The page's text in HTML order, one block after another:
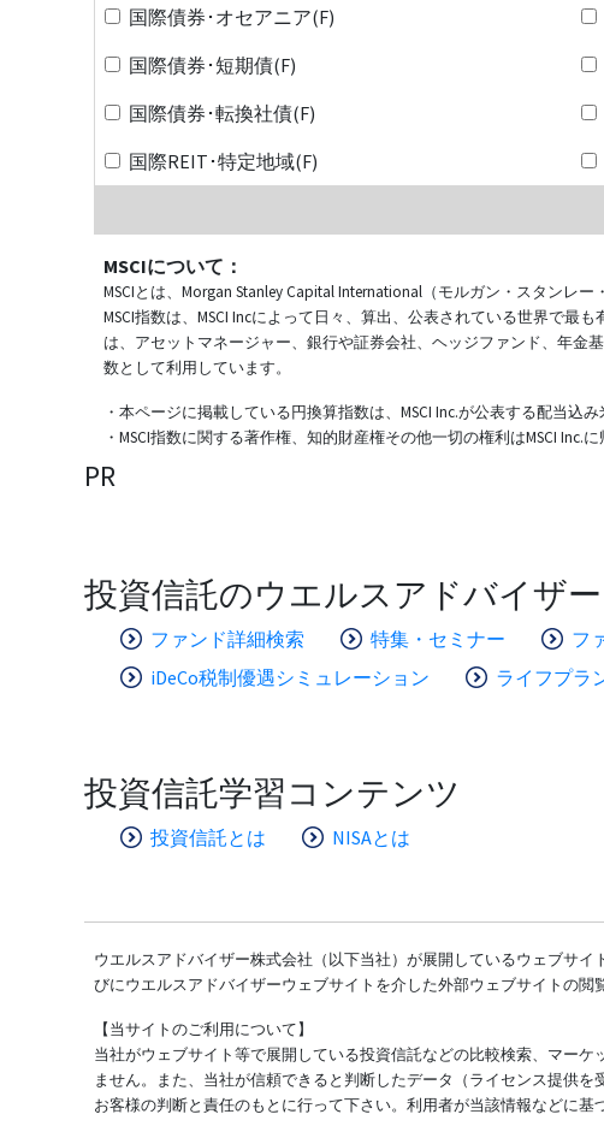
国際債券･オセアニア(F)
国際債券･短期債(F)
国際債券･転換社債(F)
国際REIT･特定地域(F)
MSCIについて：
MSCIとは、Morgan Stanley Capital International（モルガン・スタンレ
MSCI指数は、MSCI Incによって日々、算出、公表されている世界で最
は、アセットマネージャー、銀行や証券会社、ヘッジファンド、年金
数として利用しています。
・本ページに掲載している円換算指数は、MSCI Inc.が公表する配当込
・MSCI指数に関する著作権、知的財産権その他一切の権利はMSCI Inc.に
PR
投資信託のウエルスアドバイザー
ファンド詳細検索 特集・セミナー フ
iDeCo税制優遇シミュレーション
ライフプラ
投資信託学習コンテンツ
投資信託とは NISAとは
ウエルスアドバイザー株式会社（以下当社）が展開しているウェブサ
びにウエルスアドバイザーウェブサイトを介した外部ウェブサイトの
【当サイトのご利用について】
当社がウェブサイト等で展開している投資信託などの比較検索、マー
ません。また、当社が信頼できると判断したデータ（ライセンス提供
お客様の判断と責任のもとに行って下さい。利用者が当該情報などに